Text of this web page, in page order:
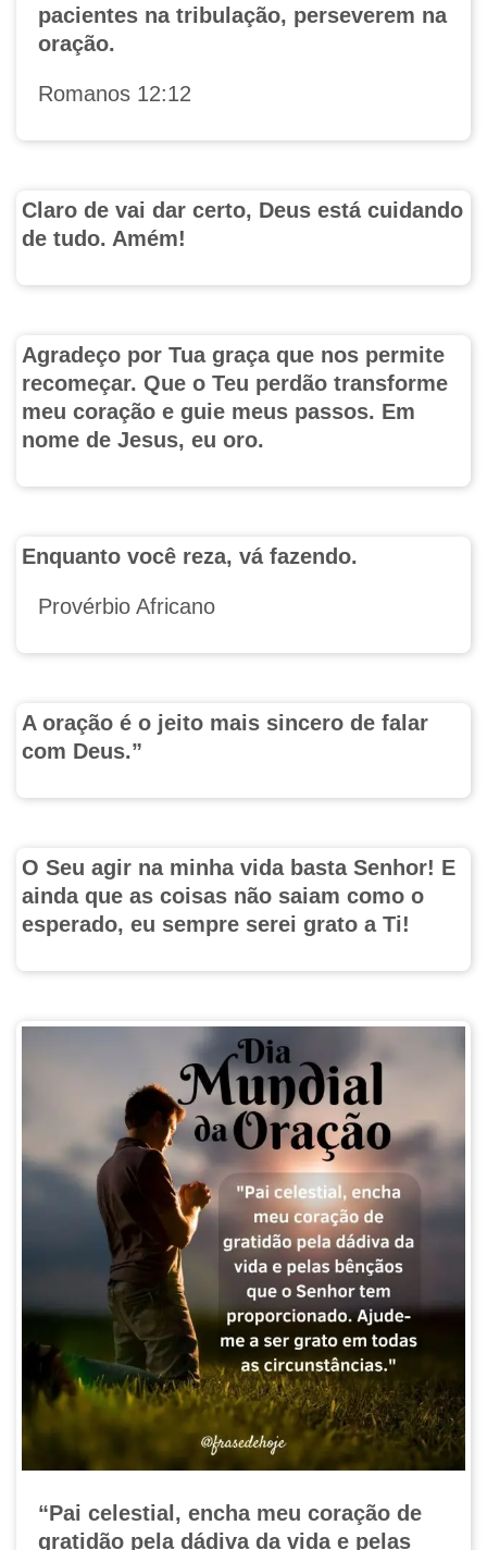
pacientes na tribulação, perseverem na
oração.
Romanos 12:12
Claro de vai dar certo, Deus está cuidando
de tudo. Amém!
Agradeço por Tua graça que nos permite
recomeçar. Que o Teu perdão transforme
meu coração e guie meus passos. Em
nome de Jesus, eu oro.
Enquanto você reza, vá fazendo.
Provérbio Africano
A oração é o jeito mais sincero de falar
com Deus.”
O Seu agir na minha vida basta Senhor! E
ainda que as coisas não saiam como o
esperado, eu sempre serei grato a Ti!
“Pai celestial, encha meu coração de
gratidão pela dádiva da vida e pelas